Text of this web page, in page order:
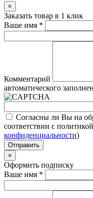
×
Заказать товар в 1 клик
Ваше имя *
Комментарий
автоматического
Согласны ли Вы на
соответствии с
конфиденциальности)
Отправить
×
Оформить подписку
Ваше имя *